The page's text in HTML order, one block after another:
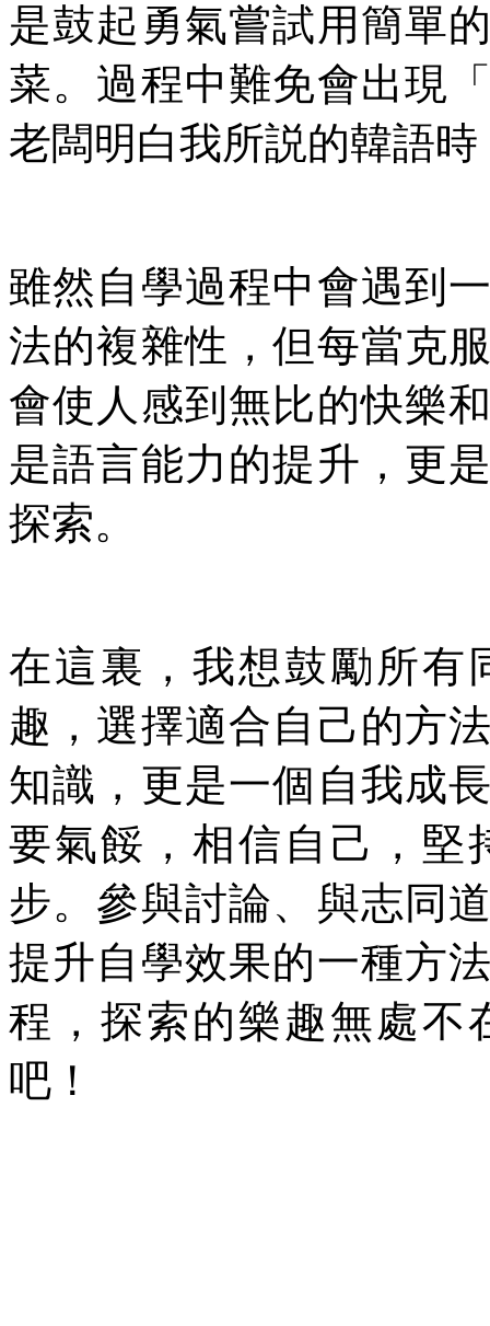
是鼓起勇氣嘗試用簡單
菜。過程中難免會出現
老闆明白我所説的韓語
雖然自學過程中會遇到
法的複雜性，但每當克
會使人感到無比的快樂
是語言能力的提升，更
探索。
在這裏，我想鼓勵所有
趣，選擇適合自己的方
知識，更是一個自我成
要氣餒，相信自己，堅
步。參與討論、與志同
提升自學效果的一種方
程，探索的樂趣無處不
吧！